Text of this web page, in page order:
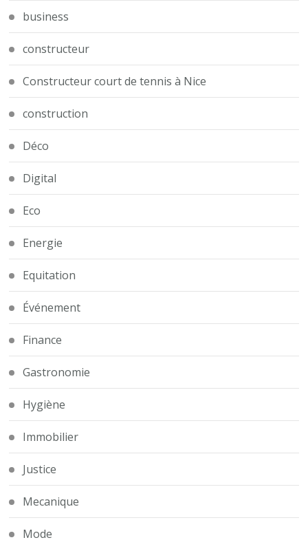
business
constructeur
Constructeur court de tennis à Nice
construction
Déco
Digital
Eco
Energie
Equitation
Événement
Finance
Gastronomie
Hygiène
Immobilier
Justice
Mecanique
Mode